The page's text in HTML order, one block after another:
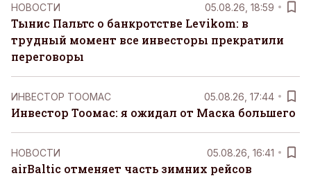
НОВОСТИ 05.08.26, 18:59
Тынис Пальтс о банкротстве Levikom: в
трудный момент все инвесторы прекратили
переговоры
ИНВЕСТОР ТООМАС 05.08.26, 17:44
Инвестор Тоомас: я ожидал от Маска большего
НОВОСТИ 05.08.26, 16:41
airBaltic отменяет часть зимних рейсов